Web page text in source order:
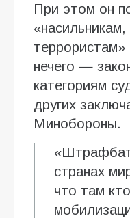
При этом он
нечего —
категориям
других
Минобороны.
странах
что там